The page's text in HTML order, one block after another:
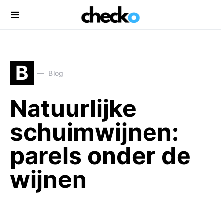
Search for:
B Blog
Natuurlijke
schuimwijnen:
parels onder de
wijnen